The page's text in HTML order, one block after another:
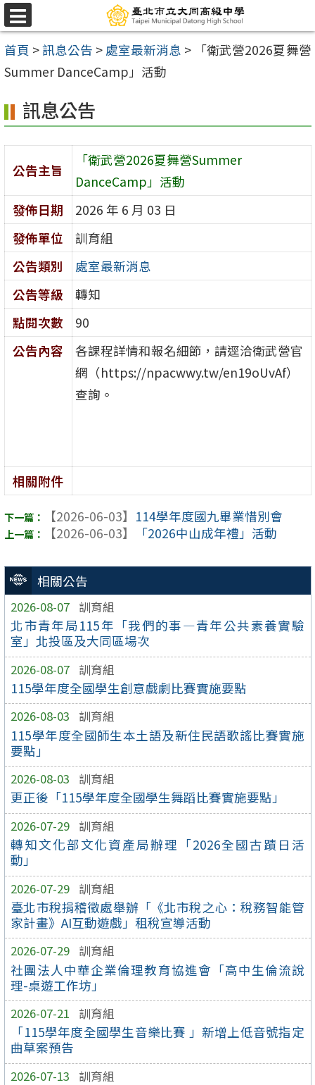
跳
至
主
要
容
區
選
單
首頁 >訊息公告 > 處室最新消息 > 「衛武營2026夏舞營
Summer DanceCamp」活動
相關公告
2026-08-07 訓育組
北市青年局115年「我們的事—青年公共素養實驗
室」北投區及大同區場次
2026-08-07 訓育組
115學年度全國學生創意戲劇比賽實施要點
2026-08-03 訓育組
115學年度全國師生本土語及新住民語歌謠比賽實施
要點」
2026-08-03 訓育組
更正後「115學年度全國學生舞蹈比賽實施要點」
2026-07-29 訓育組
轉知文化部文化資產局辦理「2026全國古蹟日活
動」
2026-07-29 訓育組
臺北市稅捐稽徵處舉辦「《北市稅之心：稅務智能管
家計畫》AI互動遊戲」租稅宣導活動
2026-07-29 訓育組
社團法人中華企業倫理教育協進會「高中生倫流說
理-桌遊工作坊」
2026-07-21 訓育組
「115學年度全國學生音樂比賽 」新增上低音號指定
曲草案預告
2026-07-13 訓育組
訊息公告
公告主旨
「衛武營2026夏舞營Summer
DanceCamp」活動
發佈日期
2026 年 6 月 03 日
發佈單位
訓育組
公告類別
處室最新消息
公告等級
轉知
點閱次數
90
公告內容
各課程詳情和報名細節，請逕洽衛武營官
網（https://npacwwy.tw/en19oUvAf）
查詢。
相關附件
【2026-06-03】 114學年度國九畢業惜別會
【2026-06-03】
「2026中山成年禮」活動